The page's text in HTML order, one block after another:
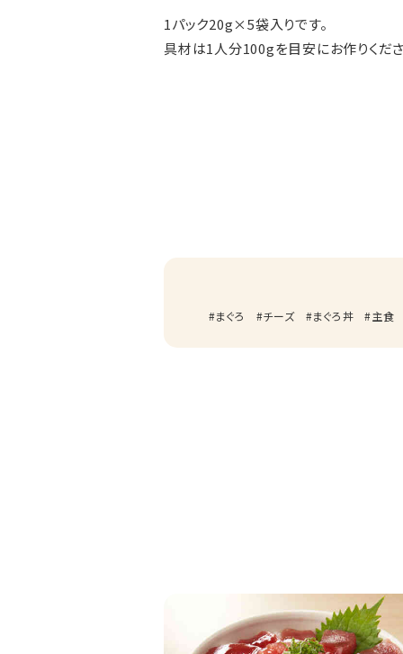
1パック20g×5袋入りです。
具材は1人分100gを目安にお作りくださ
まぐろ チーズ まぐろ丼 主食